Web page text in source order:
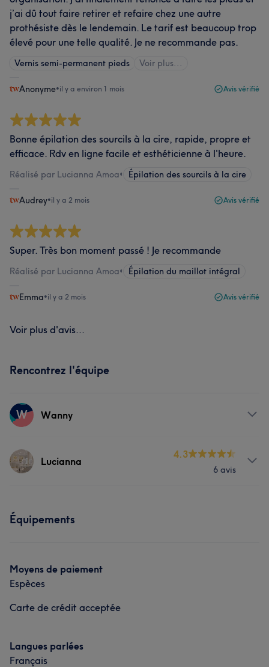
j’ai dû tout faire retirer et refaire chez une autre
prothésiste dès le lendemain. Le tarif est beaucoup trop
élevé pour une telle qualité. Je ne recommande pas.
Vernis semi-permanent pieds Voir plus...
Anonyme•il y a environ 1 mois Avis vérifié
Bonne épilation des sourcils à la cire, rapide, propre et
efficace. Rdv en ligne facile et esthéticienne à l'heure.
Réalisé par Lucianna Amoa• Épilation des sourcils à la cire
Audrey•il y a 2 mois Avis vérifié
Super. Très bon moment passé ! Je recommande
Réalisé par Lucianna Amoa• Épilation du maillot intégral
Emma•il y a 2 mois Avis vérifié
Voir plus d'avis...
Rencontrez l'équipe
W Wanny
Prestations
Lucianna
4.3
6 avis
Équipements
Moyens de paiement
Espèces
Carte de crédit acceptée
Langues parlées
Français